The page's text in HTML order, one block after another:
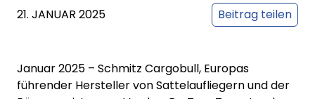
21. JANUAR 2025 Beitrag teilen
Januar 2025 – Schmitz Cargobull, Europas
führender Hersteller von Sattelaufliegern und der